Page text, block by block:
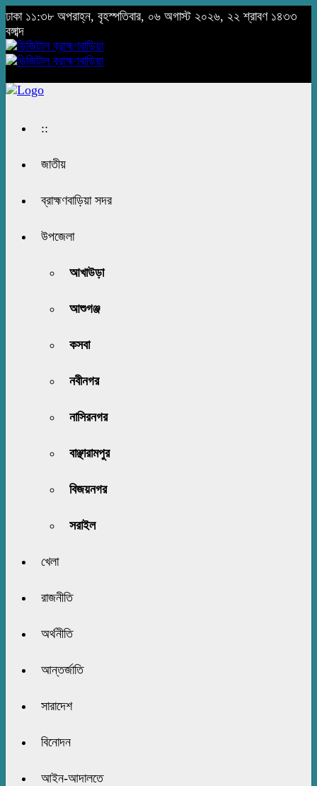
ঢাকা ১১:৩৮ অপরাহ্ন, বৃহস্পতিবার, ০৬ অগাস্ট ২০২৬, ২২ শ্রাবণ ১৪৩৩
বঙ্গাব্দ
::
জাতীয়
ব্রাহ্মণবাড়িয়া সদর
উপজেলা
আখাউড়া
আশুগঞ্জ
কসবা
নবীনগর
নাসিরনগর
বাঞ্ছারামপুর
বিজয়নগর
সরাইল
খেলা
রাজনীতি
অর্থনীতি
আন্তর্জাতি
সারাদেশ
বিনোদন
আইন-আদালতে